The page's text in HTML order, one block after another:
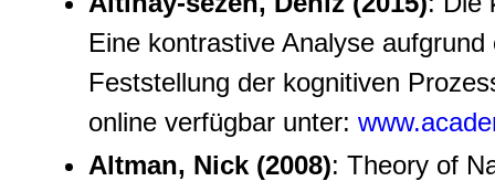
Eine kontrastive Analyse
Feststellung der kognitiven
online verfügbar unter:
Altman, Nick (2008): Theory of